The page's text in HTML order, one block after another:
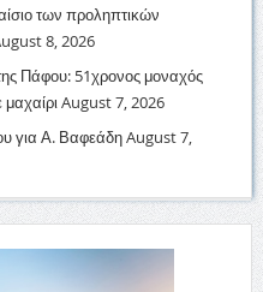
των προληπτικών
8, 2026
Πάφου: 51χρονος μοναχός
August 7, 2026
για Α. ΒαφεάδηAugust 7,